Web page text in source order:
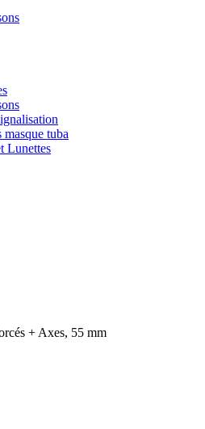
tuba
Lunettes
+ Axes, 55 mm